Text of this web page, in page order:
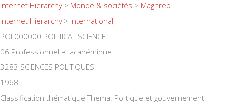
Internet Hierarchy > Monde & sociétés > Maghreb
Internet Hierarchy > International
POL000000 POLITICAL SCIENCE
06 Professionnel et académique
3283 SCIENCES POLITIQUES
1968
Classification thématique Thema: Politique et gouvernement